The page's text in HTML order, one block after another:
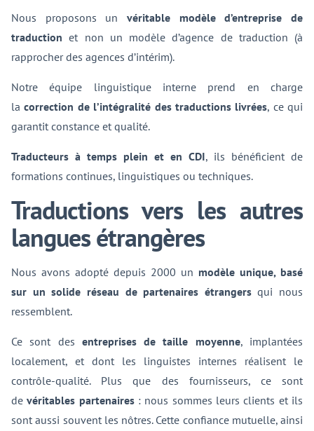
Nous proposons un véritable modèle d’entreprise de
traduction et non un modèle d’agence de traduction (à
rapprocher des agences d’intérim).
Notre équipe linguistique interne prend en charge
lacorrection de l’intégralité des traductions livrées, ce qui
garantit constance et qualité.
Traducteurs à temps plein et en CDI, ils bénéficient de
formations continues, linguistiques ou techniques.
Traductions vers les autres
langues étrangères
Nous avons adopté depuis 2000 un modèle unique, basé
sur un solide réseau de partenaires étrangersqui nous
ressemblent.
Ce sont des entreprises de taille moyenne, implantées
localement, et dont les linguistes internes réalisent le
contrôle-qualité. Plus que des fournisseurs, ce sont
devéritables partenaires: nous sommes leurs clients et ils
sont aussi souvent les nôtres. Cette confiance mutuelle, ainsi